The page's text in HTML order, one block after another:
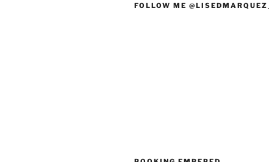
FOLLOW ME